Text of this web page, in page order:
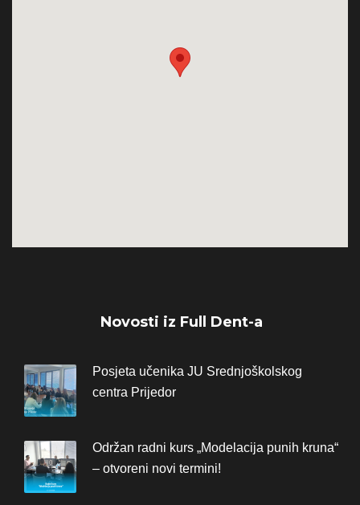
Novosti iz Full Dent-a
Posjeta učenika JU Srednjoškolskog
centra Prijedor
Održan radni kurs „Modelacija punih kruna“
– otvoreni novi termini!